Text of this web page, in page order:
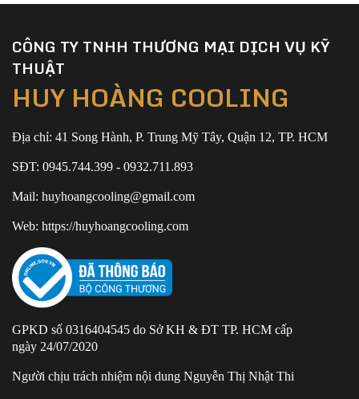
CÔNG TY TNHH THƯƠNG MẠI DỊCH VỤ KỸ
THUẬT
HUY HOÀNG COOLING
Địa chỉ: 41 Song Hành, P. Trung Mỹ Tây, Quận 12, TP. HCM
SĐT: 0945.744.399 - 0932.711.893
Mail: huyhoangcooling@gmail.com
Web: https://huyhoangcooling.com
GPKD số 0316404545 do Sở KH & ĐT TP. HCM cấp
ngày 24/07/2020
Người chịu trách nhiệm nội dung Nguyễn Thị Nhật Thi